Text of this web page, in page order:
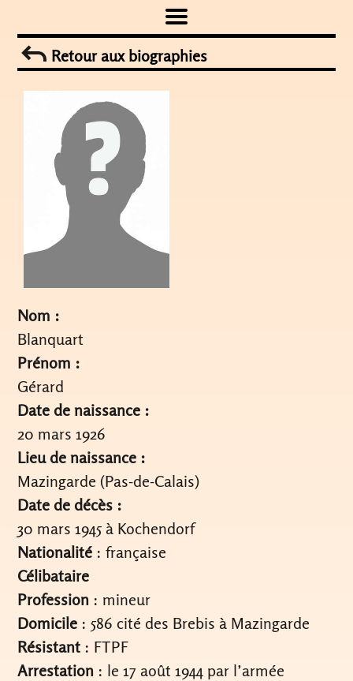
to
contentRetour aux biographies
Nom :
Blanquart
Prénom :
Gérard
Date de naissance :
20 mars 1926
Lieu de naissance :
Mazingarde (Pas-de-Calais)
Date de décès :
30 mars 1945 à Kochendorf
Nationalité : française
Célibataire
Profession : mineur
Domicile : 586 cité des Brebis à Mazingarde
Résistant : FTPF
Arrestation : le 17 août 1944 par l’armée